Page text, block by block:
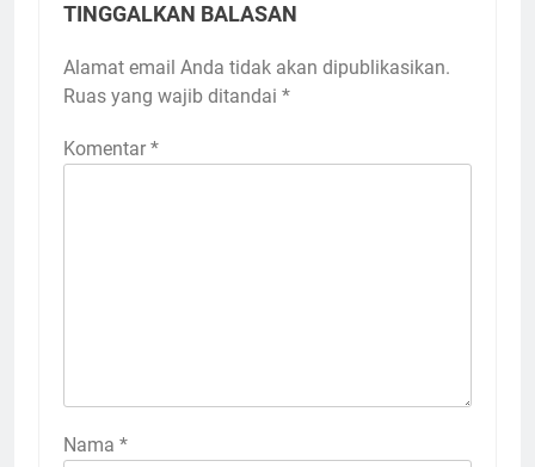
TINGGALKAN BALASAN
Alamat email Anda tidak akan dipublikasikan.
Ruas yang wajib ditandai *
Komentar *
Nama *